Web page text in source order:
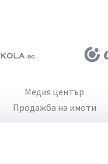
Медия център
Продажба на имоти